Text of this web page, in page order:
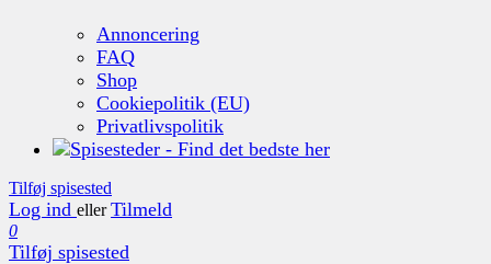
Annoncering
FAQ
Shop
Cookiepolitik (EU)
Privatlivspolitik
Tilføj spisested
Log ind eller Tilmeld
0
Tilføj spisested